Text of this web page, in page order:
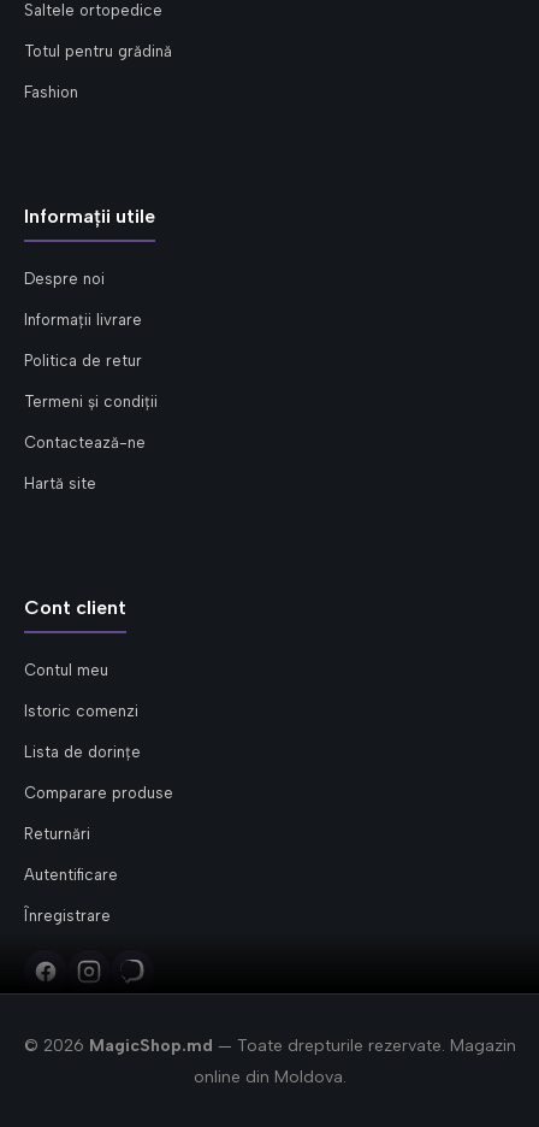
Saltele ortopedice
Totul pentru grădină
Fashion
Informații utile
Despre noi
Informații livrare
Politica de retur
Termeni și condiții
Contactează-ne
Hartă site
Cont client
Contul meu
Istoric comenzi
Lista de dorințe
Comparare produse
Returnări
Autentificare
Înregistrare
© 2026 MagicShop.md — Toate drepturile rezervate. Magazin
online din Moldova.